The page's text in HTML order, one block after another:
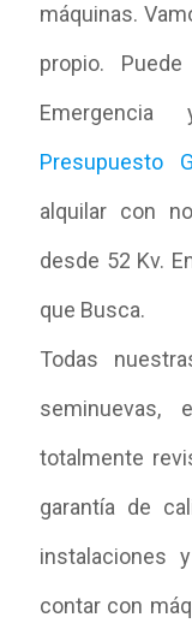
máquinas.
propio.
Presupuesto
alquilar con
desde 52 Kv.
que Busca.
Todas
totalmente
garantía de
instalaciones
contar con